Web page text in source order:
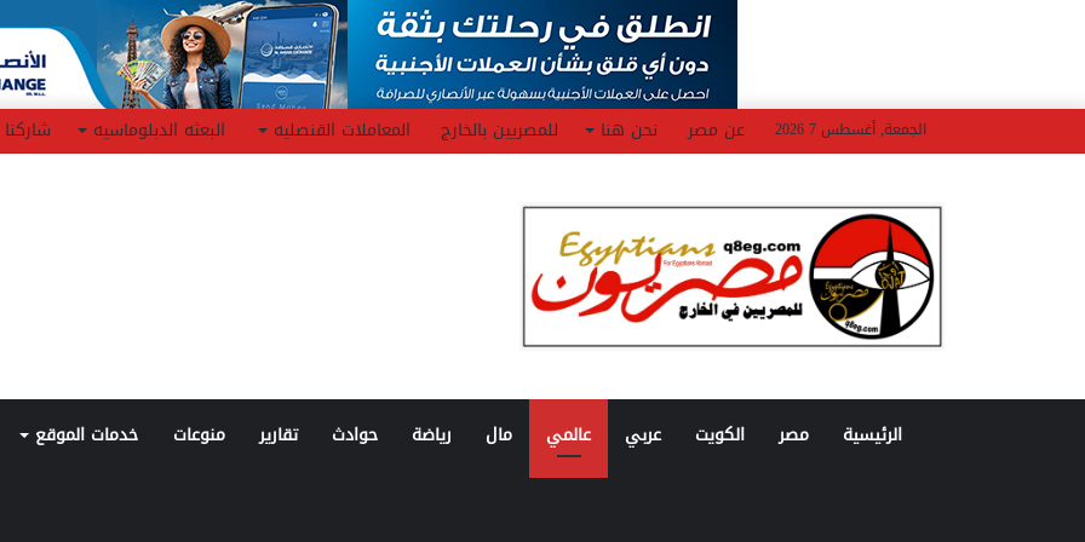
الجمعة, أغسطس 7 2026 عن مصر نحن هنا للمصريين بالخارج المعاملات القنصليه البعثه الدبلوماسيه شاركنا
الرئيسية مصر الكويت عربي عالمي مال رياضة حوادث تقارير منوعات خدمات الموقع